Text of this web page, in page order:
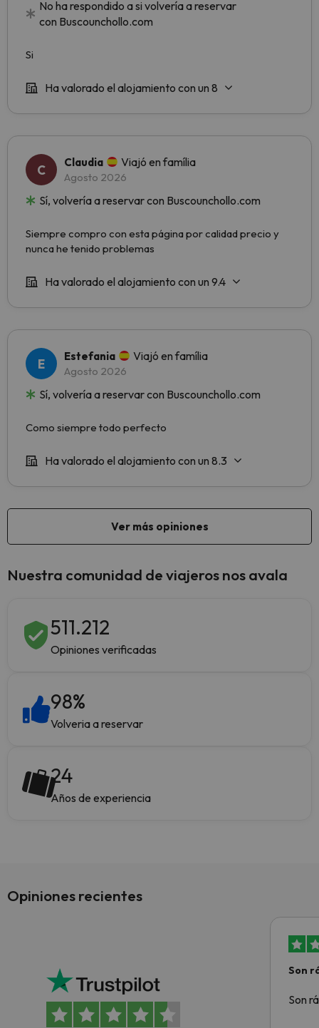
Nuestra comunidad de viajeros nos avala
511.212
Opiniones verificadas
98%
Volveria a reservar
24
Años de experiencia
Opiniones recientes
Son
Son